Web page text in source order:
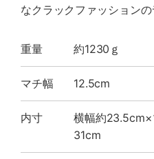
なクラックファッションの
重量 約1230ｇ
マチ幅 12.5cm
内寸
横幅約
31cm